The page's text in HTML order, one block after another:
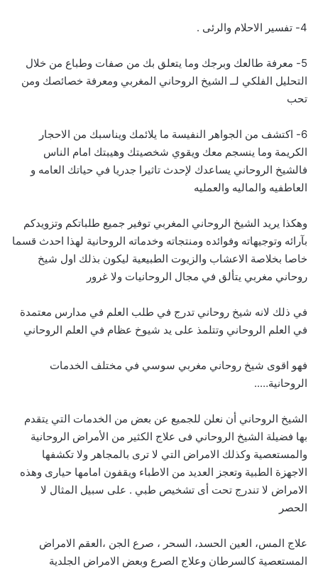
4- تفسير الاحلام والرئى .
5- معرفة طالعك وبرجك وما يتعلق بك من صفات وطباع من خلال
التحليل الفلكي لــ الشيخ الروحاني المغربي ومعرفة خصائصك ومن
تحب
6- اكتشف من الجواهر النفيسة ما يلائمك ويناسبك من الاحجار
الكريمة وما ينسجم معك ويقوي شخصيتك وهيبتك امام الناس
فالشيخ الروحاني يساعدك لإحدث تاثيرا جدريا في حياتك العامه و
العاطفيه والماليه والعمليه
وهكذا يريد الشيخ الروحاني المغربي توفير جميع طلباتكم وتزويدكم
بآرائه وتوجيهاته وفوائده ومنتجاته وخدماته الروحانية لهذا احدث قسما
خاصا بخلاصة الاعشاب والزيوت الطبيعية ليكون بذلك اول شيخ
روحاني مغربي يتألق في مجال الروحانيات ولا غرور
في ذلك لانه شيخ روحاني تدرج في طلب العلم في مدارس معتمدة
في العلم الروحاني وتتلمذ على يد شيوخ عظام في العلم الروحاني
فهو اقوى شيخ روحاني مغربي سوسي في مختلف الخدمات
الروحانية…..
الشيخ الروحاني أن نعلن للجميع عن بعض من الخدمات التي يتقدم
بها فضيلة الشيخ الروحاني فى علاج الكثير من الأمراض الروحانية
والمستعصية وكذلك الامراض التي لا ترى بالمجاهر ولا تكشفها
الاجهزة الطبية وتعجز العديد من الاطباء ويقفون امامها حيارى وهذه
الامراض لا تندرج تحت أى تشخيص طبي . على سبيل المثال لا
الحصر
علاج المس، العين الحسد، السحر ، صرع الجن ،العقم الامراض
المستعصية كالسرطان وعلاج الصرع وبعض الامراض الجلدية